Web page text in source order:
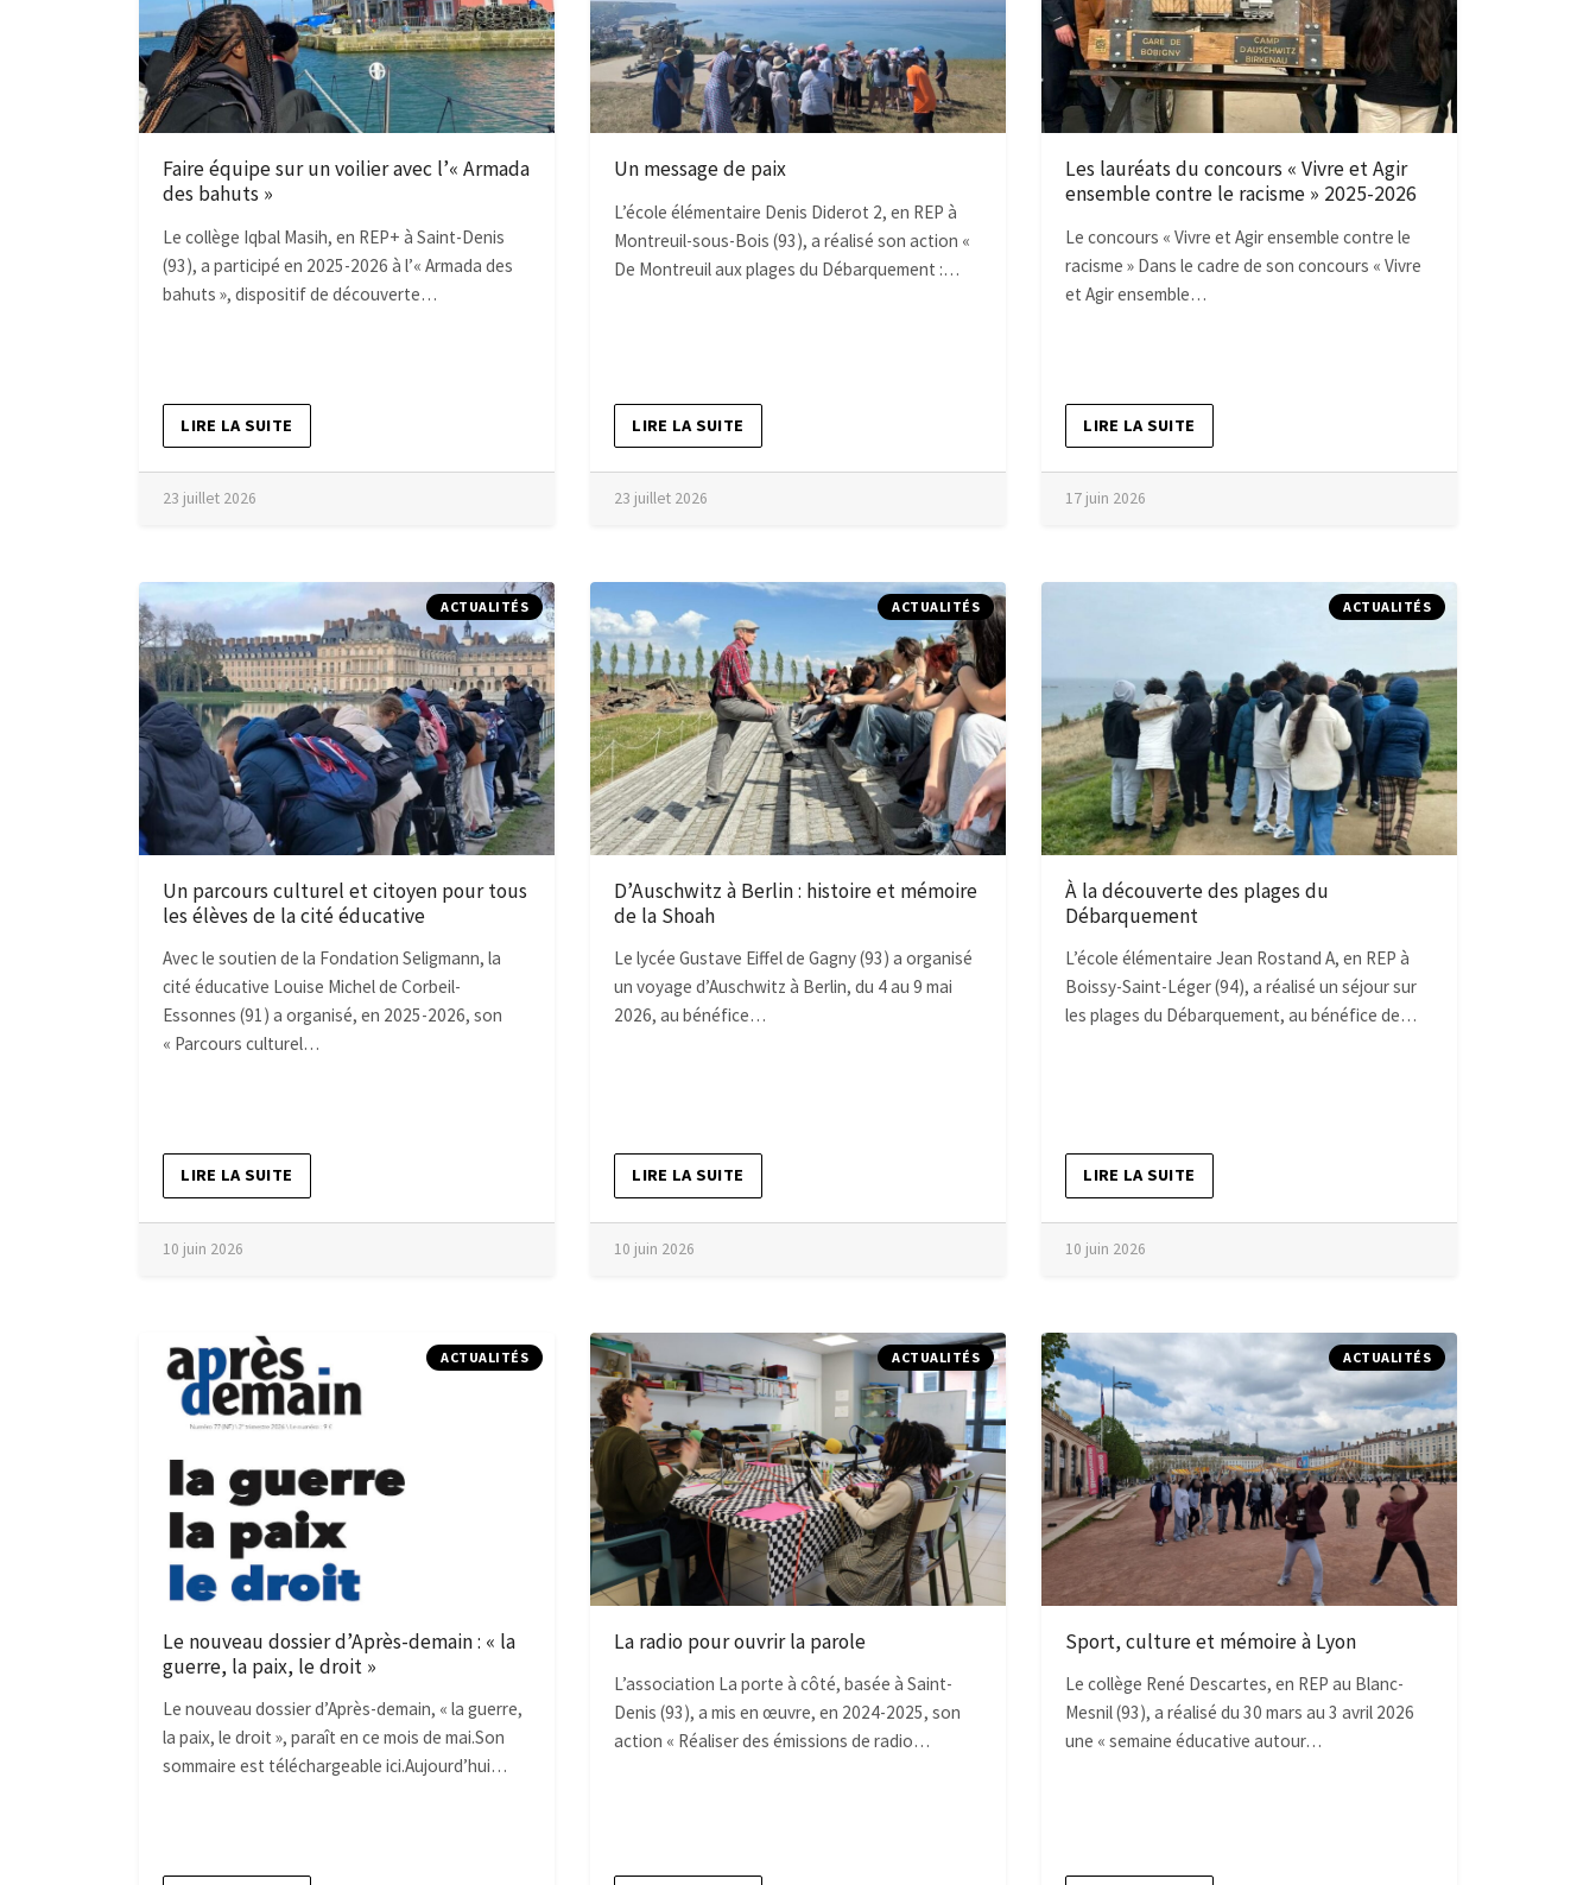
Faire équipe sur un voilier avec l’« Armada
des bahuts »
Le collège Iqbal Masih, en REP+ à Saint-Denis
(93), a participé en 2025-2026 à l’« Armada des
bahuts », dispositif de découverte…
LIRE LA SUITE
23 juillet 2026
Un message de paix
L’école élémentaire Denis Diderot 2, en REP à
Montreuil-sous-Bois (93), a réalisé son action «
De Montreuil aux plages du Débarquement :…
LIRE LA SUITE
23 juillet 2026
Les lauréats du concours « Vivre et Agir
ensemble contre le racisme » 2025-2026
Le concours « Vivre et Agir ensemble contre le
racisme » Dans le cadre de son concours « Vivre
et Agir ensemble…
LIRE LA SUITE
17 juin 2026
ACTUALITÉS
Un parcours culturel et citoyen pour tous
les élèves de la cité éducative
Avec le soutien de la Fondation Seligmann, la
cité éducative Louise Michel de Corbeil-
Essonnes (91) a organisé, en 2025-2026, son
« Parcours culturel…
LIRE LA SUITE
10 juin 2026
ACTUALITÉS
D’Auschwitz à Berlin : histoire et mémoire
de la Shoah
Le lycée Gustave Eiffel de Gagny (93) a organisé
un voyage d’Auschwitz à Berlin, du 4 au 9 mai
2026, au bénéfice…
LIRE LA SUITE
10 juin 2026
ACTUALITÉS
À la découverte des plages du
Débarquement
L’école élémentaire Jean Rostand A, en REP à
Boissy-Saint-Léger (94), a réalisé un séjour sur
les plages du Débarquement, au bénéfice de…
LIRE LA SUITE
10 juin 2026
ACTUALITÉS
Le nouveau dossier d’Après-demain : « la
guerre, la paix, le droit »
Le nouveau dossier d’Après-demain, « la guerre,
la paix, le droit », paraît en ce mois de mai.Son
sommaire est téléchargeable ici.Aujourd’hui…
ACTUALITÉS
La radio pour ouvrir la parole
L’association La porte à côté, basée à Saint-
Denis (93), a mis en œuvre, en 2024-2025, son
action « Réaliser des émissions de radio…
ACTUALITÉS
Sport, culture et mémoire à Lyon
Le collège René Descartes, en REP au Blanc-
Mesnil (93), a réalisé du 30 mars au 3 avril 2026
une « semaine éducative autour…